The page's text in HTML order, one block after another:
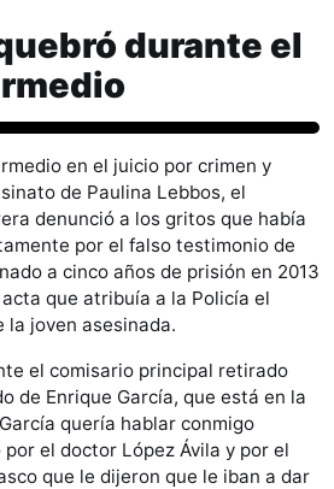
durante el
en el juicio por crimen y
de Paulina Lebbos, el
denunció a los gritos que había
por el falso testimonio de
a cinco años de prisión en 2013
que atribuía a la Policía el
la joven asesinada.
el comisario principal retirado
de Enrique García, que está en la
quería hablar conmigo
el doctor López Ávila y por el
que le dijeron que le iban a dar